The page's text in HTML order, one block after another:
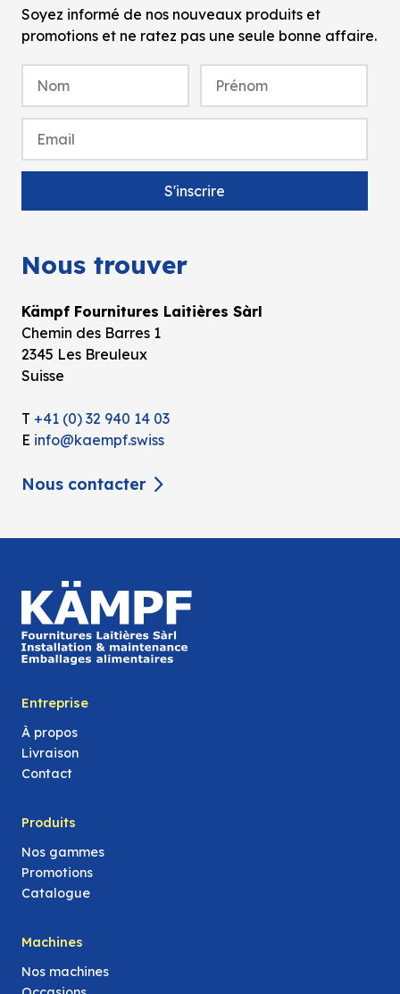
Soyez informé de nos nouveaux produits et
promotions et ne ratez pas une seule bonne affaire.
Nous trouver
Kämpf Fournitures Laitières Sàrl
Chemin des Barres 1
2345 Les Breuleux
Suisse
T +41 (0) 32 940 14 03
E info@kaempf.swiss
Nous contacter
Entreprise
À propos
Livraison
Contact
Produits
Nos gammes
Promotions
Catalogue
Machines
Nos machines